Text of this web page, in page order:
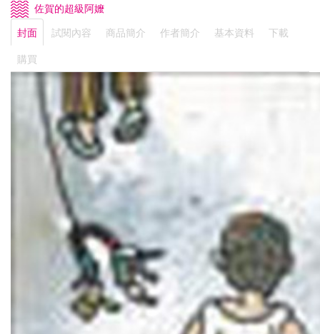
佐賀的超級阿嬤
封面
試閱內容 商品簡介 作者簡介 基本資料
下載
購買